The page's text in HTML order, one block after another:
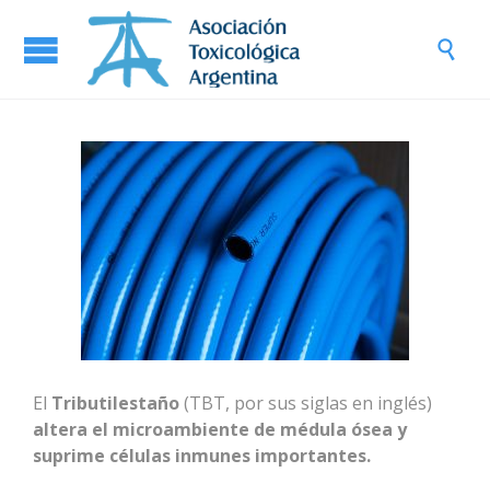

El Tributilestaño(TBT, por sus siglas en inglés)
altera el microambiente de médula ósea y
suprime células inmunes importantes.